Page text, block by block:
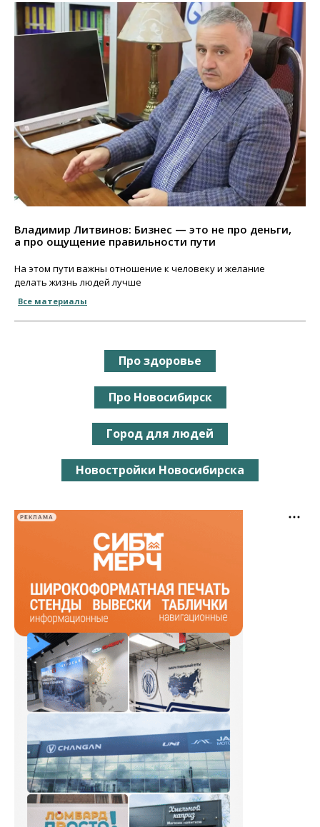
Владимир Литвинов: Бизнес — это не про деньги,
а про ощущение правильности пути
На этом пути важны отношение к человеку и желание
делать жизнь людей лучше
Все материалы
Про здоровье
Про Новосибирск
Город для людей
Новостройки Новосибирска
РЕКЛАМА